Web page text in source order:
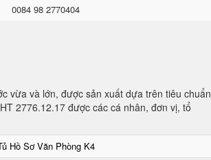
0084 98 2770404
vừa và lớn, được sản xuất dựa trên tiêu chuẩn
2776.12.17 được các cá nhân, đơn vị, tổ
Hồ Sơ Văn Phòng K4